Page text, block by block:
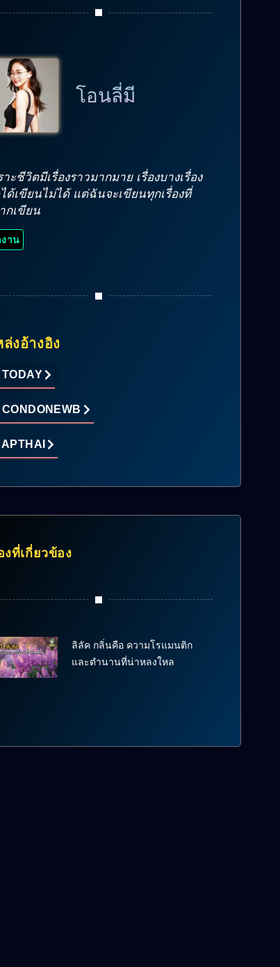
โอนลี่มี
าะชีวิตมีเรื่องราวมากมาย เรื่องบางเรื่อง
ด้เขียนไม่ได้ แต่ฉันจะเขียนทุกเรื่องที่
กเขียน
าน
งอ้างอิง
TODAY
CONDONEWB
APTHAI
งที่เกี่ยวข้อง
ลิลัค กลิ่นคือ ความโรแมนติก
และตำนานที่น่าหลงใหล